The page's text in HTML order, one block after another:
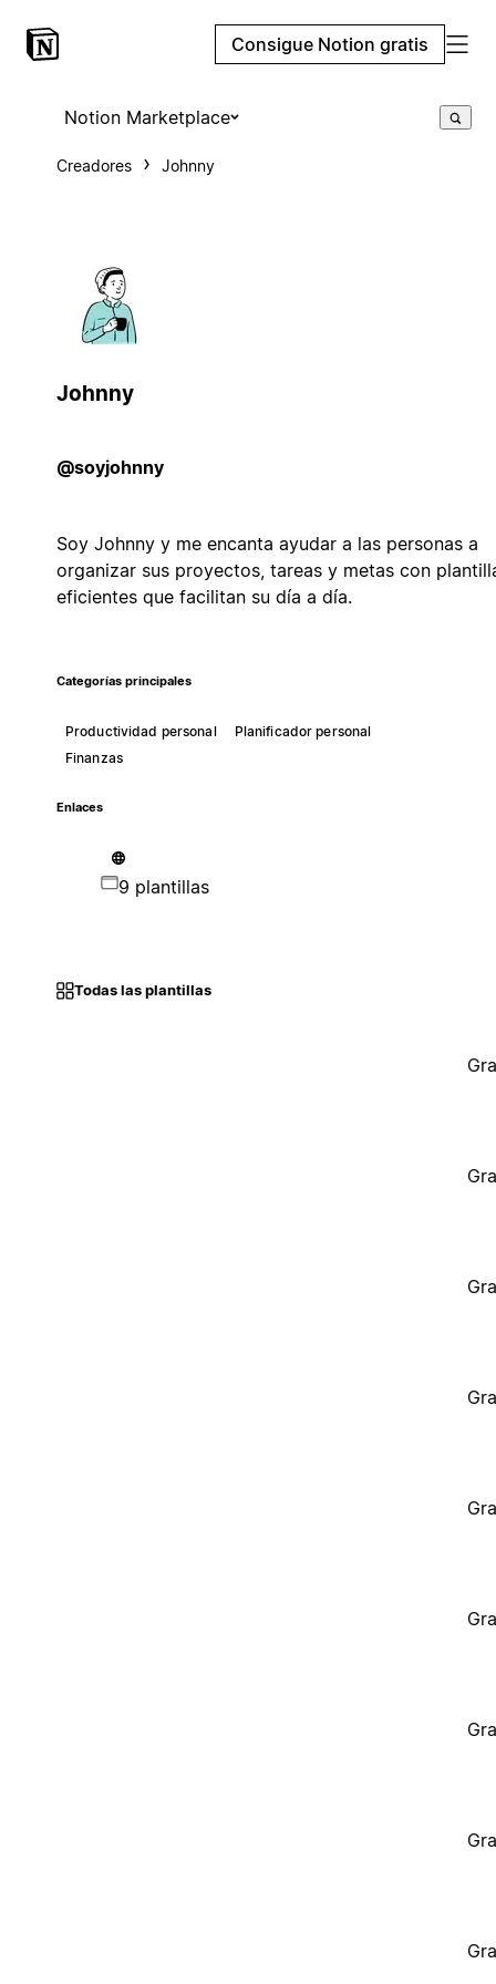
Consigue Notion gratis
Notion Marketplace
Creadores Johnny
Johnny
@soyjohnny
Soy Johnny y me encanta ayudar a las personas a
organizar sus proyectos, tareas y metas con
eficientes que facilitan su día a día.
Categorías principales
Productividad personal
Planificador personal
Finanzas
Enlaces
9 plantillas
Todas las plantillas